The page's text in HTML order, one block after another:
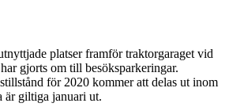
platser framför traktorgaraget vid
gjorts om till besöksparkeringar.
för 2020 kommer att delas ut inom
är giltiga januari ut.